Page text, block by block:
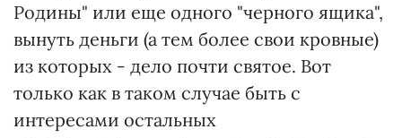
Родины" или еще одного "черного ящика",
вынуть деньги (а тем более свои кровные)
из которых - дело почти святое. Вот
только как в таком случае быть с
интересами остальных